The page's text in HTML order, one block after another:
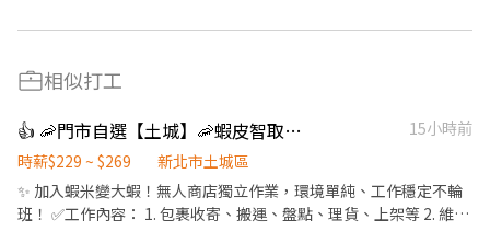
相似打工
👍 🦐門市自選【土城】🦐蝦皮智取店 / 免經驗、快速報到 💰時薪 229-269
15小時前
時薪$229 ~ $269
新北市土城區
✨ 加入蝦米變大蝦！無人商店獨立作業，環境單純、工作穩定不輪
班！ ✅工作內容： 1. 包裹收寄、搬運、盤點、理貨、上架等 2. 維持